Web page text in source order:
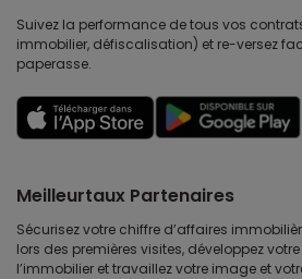
Suivez la performance de tous vos
immobilier, défiscalisation) et re-versez
paperasse.
Meilleurtaux Partenaires
Sécurisez votre chiffre d’affaires
lors des premières visites, développez
l’immobilier et travaillez votre image et